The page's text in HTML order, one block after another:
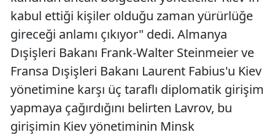
kabul ettiği kişiler olduğu zaman yürürlüğe
gireceği anlamı çıkıyor" dedi. Almanya
Dışişleri Bakanı Frank-Walter Steinmeier ve
Fransa Dışişleri Bakanı Laurent Fabius'u Kiev
yönetimine karşı üç taraflı diplomatik girişim
yapmaya çağırdığını belirten Lavrov, bu
girişimin Kiev yönetiminin Minsk